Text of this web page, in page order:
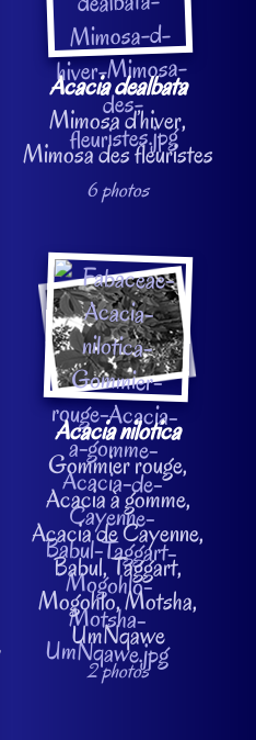
Acacia dealbata
Mimosa d’hiver,
Mimosa des fleuristes
6 photos
Acacia nilotica
Gommier rouge,
Acacia à gomme,
Acacia de Cayenne,
Babul, Taggart,
Mogohlo, Motsha,
UmNqawe
2 photos